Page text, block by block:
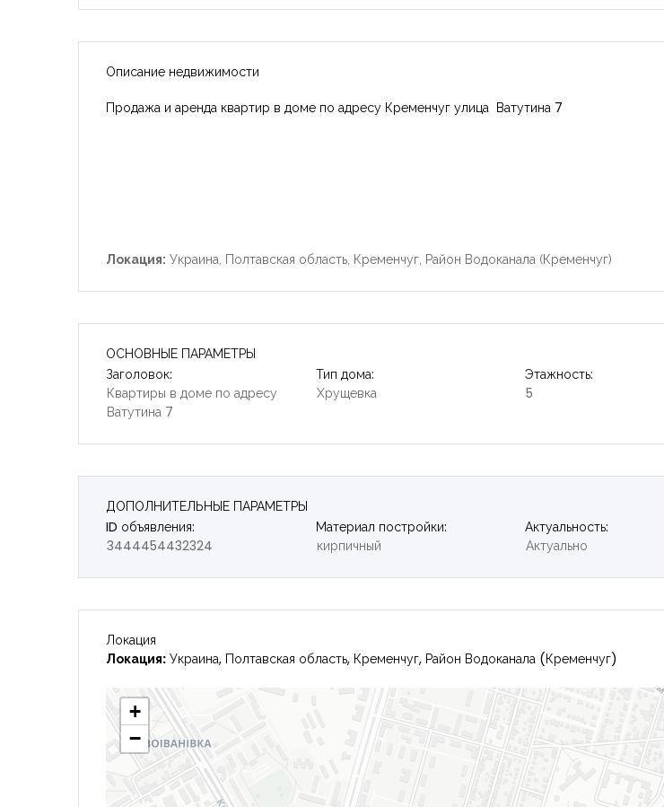
Описание недвижимости
Продажа и аренда квартир в доме по адресу Кременчуг улица Ватутина 7
Локация: Украина, Полтавская область, Кременчуг, Район Водоканала (Кременчуг)
ОСНОВНЫЕ ПАРАМЕТРЫ
Заголовок:
Квартиры в доме по адресу
Ватутина 7
Тип дома:
Хрущевка
Этажность:
5
ДОПОЛНИТЕЛЬНЫЕ ПАРАМЕТРЫ
ID объявления:
3444454432324
Материал постройки:
кирпичный
Актуальность:
Актуально
Локация
Локация: Украина, Полтавская область, Кременчуг, Район Водоканала (Кременчуг)
+
−